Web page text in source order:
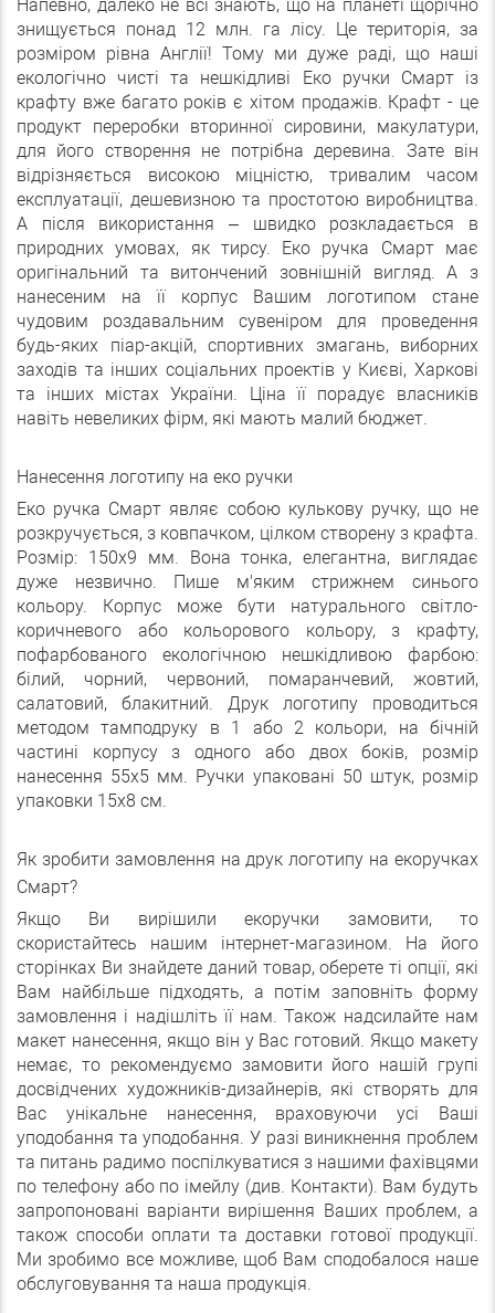
Напевно, далеко не всі знають, що на планеті щорічно
знищується понад 12 млн. га лісу. Це територія, за
розміром рівна Англії! Тому ми дуже раді, що наші
екологічно чисті та нешкідливі Еко ручки Смарт із
крафту вже багато років є хітом продажів. Крафт - це
продукт переробки вторинної сировини, макулатури,
для його створення не потрібна деревина. Зате він
відрізняється високою міцністю, тривалим часом
експлуатації, дешевизною та простотою виробництва.
А після використання – швидко розкладається в
природних умовах, як тирсу. Еко ручка Смарт має
оригінальний та витончений зовнішній вигляд. А з
нанесеним на її корпус Вашим логотипом стане
чудовим роздавальним сувеніром для проведення
будь-яких піар-акцій, спортивних змагань, виборних
заходів та інших соціальних проектів у Києві, Харкові
та інших містах України. Ціна її порадує власників
навіть невеликих фірм, які мають малий бюджет.
Нанесення логотипу на еко ручки
Еко ручка Смарт являє собою кулькову ручку, що не
розкручується, з ковпачком, цілком створену з крафта.
Розмір: 150х9 мм. Вона тонка, елегантна, виглядає
дуже незвично. Пише м'яким стрижнем синього
кольору. Корпус може бути натурального світло-
коричневого або кольорового кольору, з крафту,
пофарбованого екологічною нешкідливою фарбою:
білий, чорний, червоний, помаранчевий, жовтий,
салатовий, блакитний. Друк логотипу проводиться
методом тамподруку в 1 або 2 кольори, на бічній
частині корпусу з одного або двох боків, розмір
нанесення 55х5 мм. Ручки упаковані 50 штук, розмір
упаковки 15х8 см.
Як зробити замовлення на друк логотипу на екоручках
Смарт?
Якщо Ви вирішили екоручки замовити, то
скористайтесь нашим інтернет-магазином. На його
сторінках Ви знайдете даний товар, оберете ті опції, які
Вам найбільше підходять, а потім заповніть форму
замовлення і надішліть її нам. Також надсилайте нам
макет нанесення, якщо він у Вас готовий. Якщо макету
немає, то рекомендуємо замовити його нашій групі
досвідчених художників-дизайнерів, які створять для
Вас унікальне нанесення, враховуючи усі Ваші
уподобання та уподобання. У разі виникнення проблем
та питань радимо поспілкуватися з нашими фахівцями
по телефону або по імейлу (див. Контакти). Вам будуть
запропоновані варіанти вирішення Ваших проблем, а
також способи оплати та доставки готової продукції.
Ми зробимо все можливе, щоб Вам сподобалося наше
обслуговування та наша продукція.